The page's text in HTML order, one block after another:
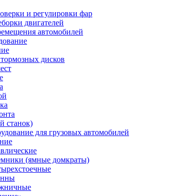
и регулировки фар
двигателей
автомобилей
дисков
станок)
для грузовых автомобилей
(ямные домкраты)